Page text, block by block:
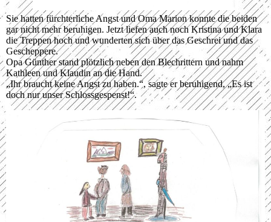
Sie hatten fürchterliche Angst und Oma Marion konnte die beiden
gar nicht mehr beruhigen. Jetzt liefen auch noch Kristina und Klara
die Treppen hoch und wunderten sich über das Geschrei und das
Gescheppere.
Opa Günther stand plötzlich neben den Blechrittern und nahm
Kathleen und Klaudin an die Hand.
„Ihr braucht keine Angst zu haben.“, sagte er beruhigend, „Es ist
doch nur unser Schlossgespenst!“.